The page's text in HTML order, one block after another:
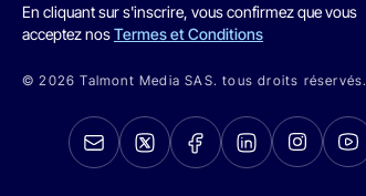
En cliquant sur s'inscrire, vous confirmez que vous
acceptez nosTermes et Conditions
© 2026 Talmont Media SAS. tous droits réservés.